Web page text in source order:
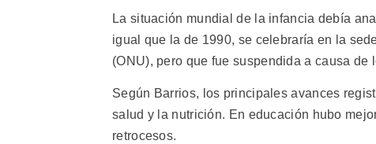
La situación mundial de la infancia debía
igual que la de 1990, se celebraría en la
(ONU), pero que fue suspendida a causa
Según Barrios, los principales avances
salud y la nutrición. En educación hubo
retrocesos.